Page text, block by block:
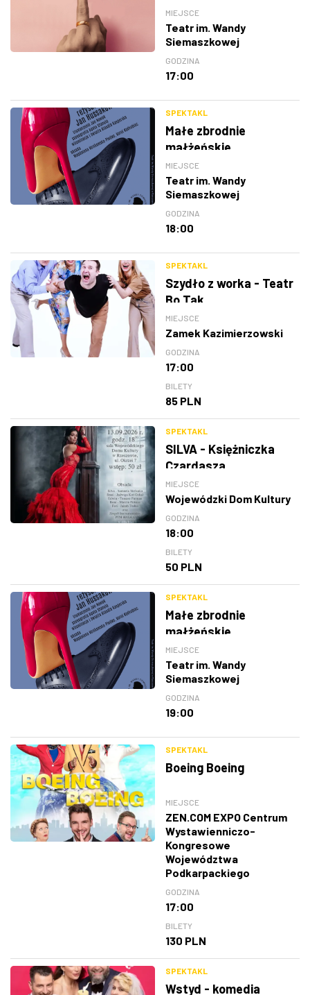
MIEJSCE
Teatr im. Wandy
Siemaszkowej
GODZINA
17:00
SPEKTAKL
Małe zbrodnie
małżeńskie
MIEJSCE
Teatr im. Wandy
Siemaszkowej
GODZINA
18:00
SPEKTAKL
Szydło z worka - Teatr
Bo Tak
MIEJSCE
Zamek Kazimierzowski
GODZINA
17:00
BILETY
85 PLN
SPEKTAKL
SILVA - Księżniczka
Czardasza
MIEJSCE
Wojewódzki Dom Kultury
GODZINA
18:00
BILETY
50 PLN
SPEKTAKL
Małe zbrodnie
małżeńskie
MIEJSCE
Teatr im. Wandy
Siemaszkowej
GODZINA
19:00
SPEKTAKL
Boeing Boeing
MIEJSCE
ZEN.COM EXPO Centrum
Wystawienniczo-
Kongresowe
Województwa
Podkarpackiego
GODZINA
17:00
BILETY
130 PLN
SPEKTAKL
Wstyd - komedia